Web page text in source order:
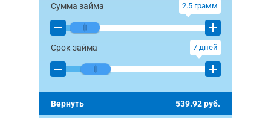
Сумма займа 2.5 грамм
Срок займа 7 дней
Вернуть 539.92руб.